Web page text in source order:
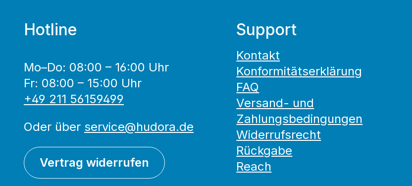
Hotline
Mo–Do: 08:00 – 16:00 Uhr
Fr: 08:00 – 15:00 Uhr
+49 211 56159499
Oder über service@hudora.de
Vertrag widerrufen
Support
Kontakt
Konformitätserklärung
FAQ
Versand- und
Zahlungsbedingungen
Widerrufsrecht
Rückgabe
Reach